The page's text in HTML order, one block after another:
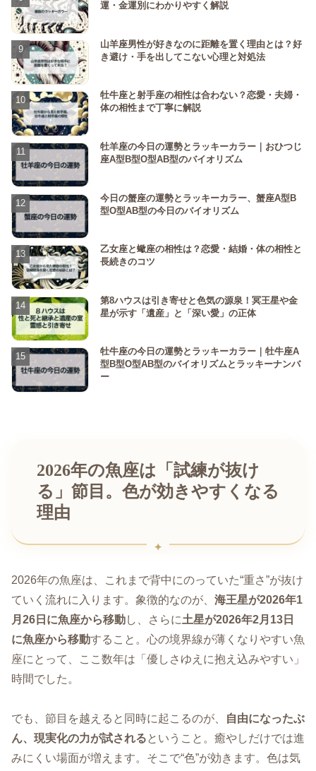
運・金運別にわかりやすく解説
山羊座男性が好きなのに距離を置く理由とは？好
き避け・手を出してこない心理と対処法
牡牛座と射手座の相性は合わない？恋愛・夫婦・
体の相性まで丁寧に解説
牡羊座の今日の運勢とラッキーカラー｜おひつじ
座A型B型O型AB型のバイオリズム
今日の蟹座の運勢とラッキーカラー、蟹座A型B
型O型AB型の今日のバイオリズム
乙女座と蠍座の相性は？恋愛・結婚・体の相性と
長続きのコツ
第8ハウスは引き寄せと色気の源泉！冥王星や金
星が示す「遺産」と「深い愛」の正体
牡牛座の今日の運勢とラッキーカラー｜牡牛座A
型B型O型AB型のバイオリズムとラッキーナンバ
ー
2026年の魚座は「試練が抜け
る」節目。色が効きやすくなる
理由
2026年の魚座は、これまで背中にのっていた“重さ”が抜け
ていく流れに入ります。象徴的なのが、 海王星が2026年1
月26日に魚座から移動し、さらに土星が2026年2月13日
に魚座から移動すること。心の境界線が薄くなりやすい魚
座にとって、ここ数年は「優しさゆえに抱え込みやすい」
時間でした。
でも、節目を越えると同時に起こるのが、
自由になったぶ
ん、現実化の力が試されるということ。癒やしだけでは進
みにくい場面が増えます。そこで“色”が効きます。色は気